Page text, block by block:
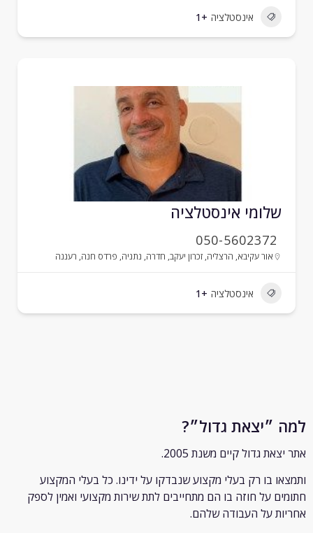
גדול״?
גדול קיים משנת 2005.
בו רקבעלי מקצוע שנבדקו על ידינו. כל בעלי המקצוע
על חוזה בו הם מתחייבים לתת שירות מקצועי ואמין לספק
על העבודה שלהם.
אינסטלציה +1
אינסטלציה
050-5602372
אור עקיבא,הרצליה,זכרון יעקב ,חדרה,נתניה,פרדס חנה,רעננה
אינסטלציה +1